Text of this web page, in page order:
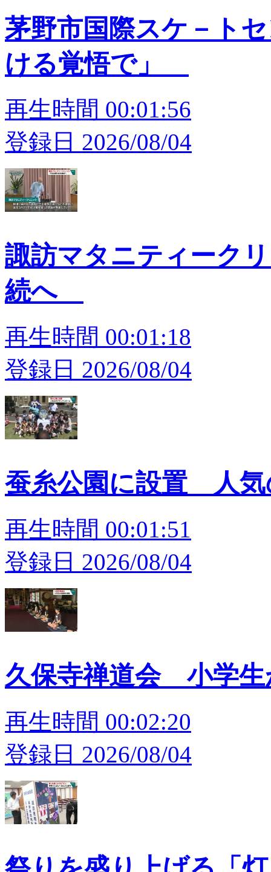
茅野市国際スケ－ト
ける覚悟で」
再生時間 00:01:56
登録日 2026/08/04
諏訪マタニティーク
続へ
再生時間 00:01:18
登録日 2026/08/04
蚕糸公園に設置 人
再生時間 00:01:51
登録日 2026/08/04
久保寺禅道会 小学
再生時間 00:02:20
登録日 2026/08/04